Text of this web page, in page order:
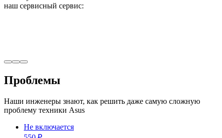
наш сервисный сервис:
Проблемы
Наши инженеры знают, как решить даже самую сложную
проблему техники Asus
Не включается